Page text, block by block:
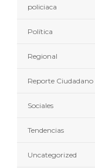
policiaca
Política
Regional
Reporte Ciudadano
Sociales
Tendencias
Uncategorized